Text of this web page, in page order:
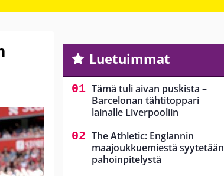
Luetuimmat
Tämä tuli aivan puskista –
Barcelonan tähtitoppari
lainalle Liverpooliin
The Athletic: Englannin
maajoukkuemiestä syytetään
pahoinpitelystä